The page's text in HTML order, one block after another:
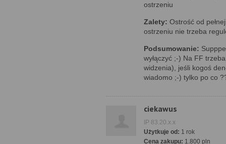
ostrzeniu
Zalety: Ostrość od
ostrzeniu nie trzeba
Podsumowanie:
wyłączyć ;-) Na FF
widzenia), jeśli kogoś
wiadomo ;-) tylko po co
ciekawus
IP 83.20.x.x
Użytkuje od: 1 rok
Cena zakupu: 1.800 pln